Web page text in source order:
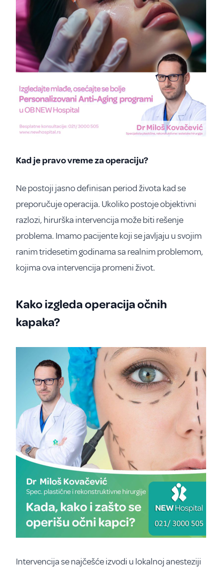
Kad je pravo vreme za operaciju?
Ne postoji jasno definisan period života kad se
preporučuje operacija. Ukoliko postoje objektivni
razlozi, hirurška intervencija može biti rešenje
problema. Imamo pacijente koji se javljaju u svojim
ranim tridesetim godinama sa realnim problemom,
kojima ova intervencija promeni život.
Kako izgleda operacija očnih
kapaka?
Intervencija se najčešće izvodi u lokalnoj anesteziji